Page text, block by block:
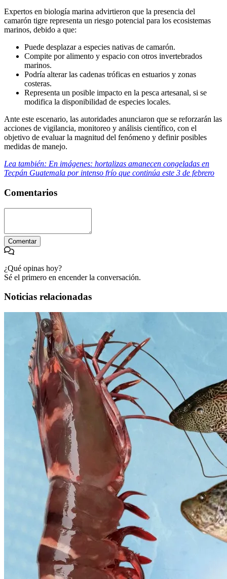
Expertos en biología marina advirtieron que la presencia del
camarón tigre representa un riesgo potencial para los ecosistemas
marinos, debido a que:
Puede desplazar a especies nativas de camarón.
Compite por alimento y espacio con otros invertebrados
marinos.
Podría alterar las cadenas tróficas en estuarios y zonas
costeras.
Representa un posible impacto en la pesca artesanal, si se
modifica la disponibilidad de especies locales.
Ante este escenario, las autoridades anunciaron que se reforzarán las
acciones de vigilancia, monitoreo y análisis científico, con el
objetivo de evaluar la magnitud del fenómeno y definir posibles
medidas de manejo.
Lea también: En imágenes: hortalizas amanecen congeladas en
Tecpán Guatemala por intenso frío que continúa este 3 de febrero
Comentarios
Comentar
¿Qué opinas hoy?
Sé el primero en encender la conversación.
Noticias relacionadas